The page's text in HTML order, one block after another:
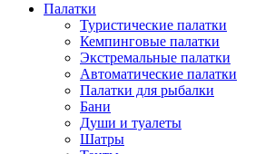
Палатки
Туристические палатки
Кемпинговые палатки
Экстремальные палатки
Автоматические палатки
Палатки для рыбалки
Бани
Души и туалеты
Шатры